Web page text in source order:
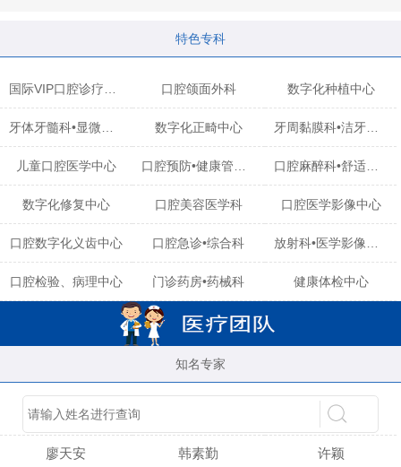
特色专科
口腔颌面外科 数字化种植中心
数字化正畸中心 牙周黏膜科•洁牙中心
儿童口腔医学中心 口腔麻醉科•舒适化诊疗中心
数字化修复中心 口腔美容医学科 口腔医学影像中心
口腔数字化义齿中心 口腔急诊•综合科
口腔检验、病理中心 门诊药房•药械科 健康体检中心
知名专家
陈育玲 吴晓桃
廖天安 韩素勤 许颖